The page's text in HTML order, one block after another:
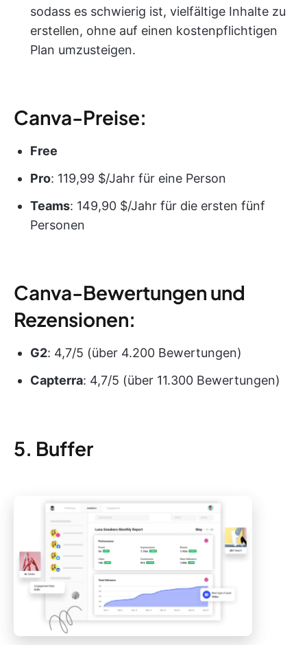
sodass es schwierig ist, vielfältige Inhalte zu
erstellen, ohne auf einen kostenpflichtigen
Plan umzusteigen.
Canva-Preise:
Free
Pro: 119,99 $/Jahr für eine Person
Teams: 149,90 $/Jahr für die ersten fünf
Personen
Canva-Bewertungen und
Rezensionen:
G2: 4,7/5 (über 4.200 Bewertungen)
Capterra: 4,7/5 (über 11.300 Bewertungen)
5. Buffer